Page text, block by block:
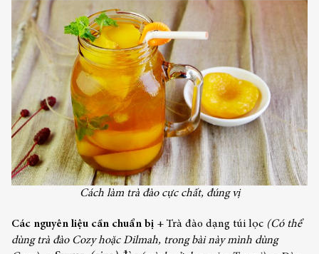
Cách làm trà đào cực chất, đúng vị
Các nguyên liệu cần chuẩn bị + Trà đào dạng túi lọc (Có thể
dùng trà đào Cozy hoặc Dilmah, trong bài này mình dùng